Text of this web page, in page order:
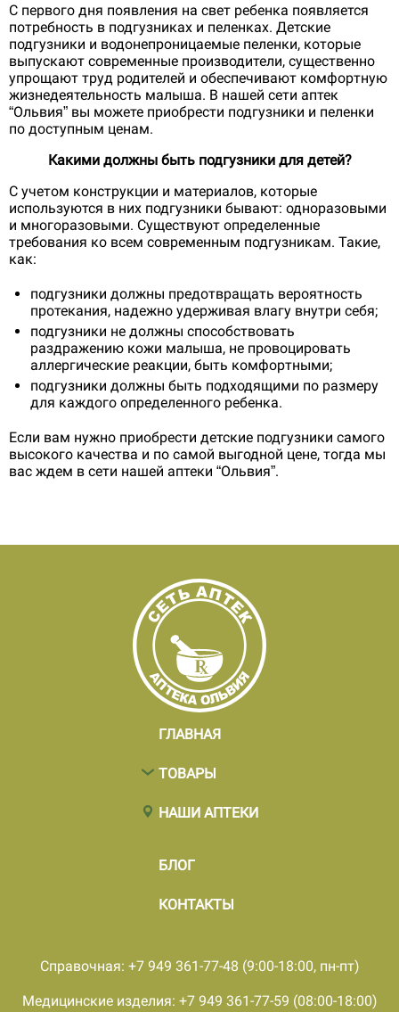
С первого дня появления на свет ребенка появляется
потребность в подгузниках и пеленках. Детские
подгузники и водонепроницаемые пеленки, которые
выпускают современные производители, существенно
упрощают труд родителей и обеспечивают комфортную
жизнедеятельность малыша. В нашей сети аптек
“Ольвия” вы можете приобрести подгузники и пеленки
по доступным ценам.
Какими должны быть подгузники для детей?
С учетом конструкции и материалов, которые
используются в них подгузники бывают: одноразовыми
и многоразовыми. Существуют определенные
требования ко всем современным подгузникам. Такие,
как:
подгузники должны предотвращать вероятность
протекания, надежно удерживая влагу внутри себя;
подгузники не должны способствовать
раздражению кожи малыша, не провоцировать
аллергические реакции, быть комфортными;
подгузники должны быть подходящими по размеру
для каждого определенного ребенка.
Если вам нужно приобрести детские подгузники самого
высокого качества и по самой выгодной цене, тогда мы
вас ждем в сети нашей аптеки “Ольвия”.
ГЛАВНАЯ
ТОВАРЫ
НАШИ АПТЕКИ
БЛОГ
КОНТАКТЫ
Справочная: +7 949 361-77-48 (9:00-18:00, пн-пт)
Медицинские изделия: +7 949 361-77-59 (08:00-18:00)